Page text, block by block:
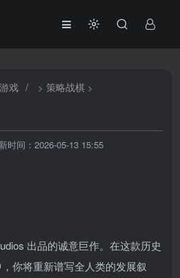
戏 / >策略战棋 >
时间：2026-05-13 15:55
出品的诚意巨作。在这款历史
你将重新谱写全人类的发展叙